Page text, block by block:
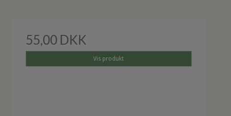
55,00 DKK
Vis produkt